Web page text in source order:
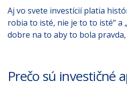
Aj vo svete investícií platia
robia to isté, nie je to to isté“ a
dobre na to aby to bola
Prečo sú investičné